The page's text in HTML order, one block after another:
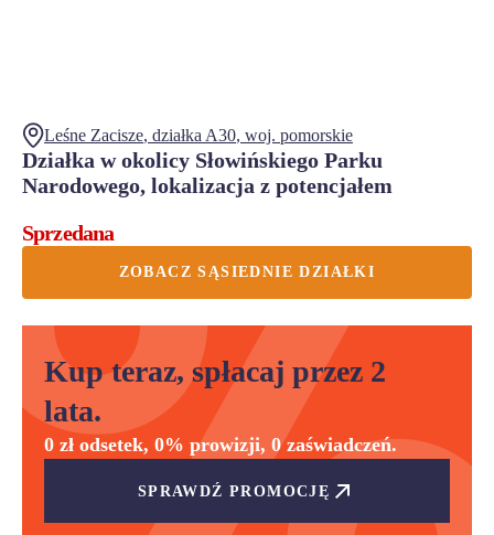
Leśne Zacisze, działka A30, woj. pomorskie
Działka w okolicy Słowińskiego Parku
Narodowego, lokalizacja z potencjałem
Sprzedana
ZOBACZ SĄSIEDNIE DZIAŁKI
Kup teraz, spłacaj przez 2
lata.
0 zł odsetek, 0% prowizji, 0 zaświadczeń.
SPRAWDŹ PROMOCJĘ